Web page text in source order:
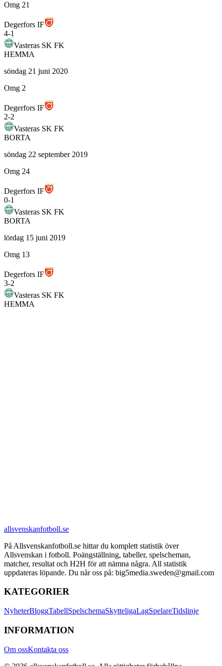
Omg 21
Degerfors IF
4-1
Vasteras SK FK
HEMMA
söndag 21 juni 2020
Omg 2
Degerfors IF
2-2
Vasteras SK FK
BORTA
söndag 22 september 2019
Omg 24
Degerfors IF
0-1
Vasteras SK FK
BORTA
lördag 15 juni 2019
Omg 13
Degerfors IF
3-2
Vasteras SK FK
HEMMA
allsvenskanfotboll.se
På Allsvenskanfotboll.se hittar du komplett statistik över
Allsvenskan i fotboll. Poängställning, tabeller, spelscheman,
matcher, resultat och H2H för att nämna några. All statistik
uppdateras löpande. Du når oss på: big5media.sweden@gmail.com
KATEGORIER
NyheterBloggTabellSpelschemaSkytteligaLagSpelareTidslinje
INFORMATION
Om ossKontakta oss